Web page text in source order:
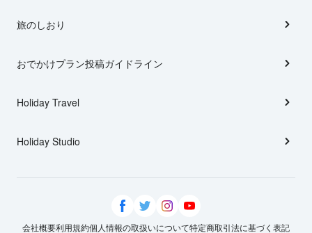
旅のしおり
おでかけプラン投稿ガイドライン
Holiday Travel
Holiday Studio
会社概要利用規約個人情報の取扱いについて特定商取引法に基づく表記